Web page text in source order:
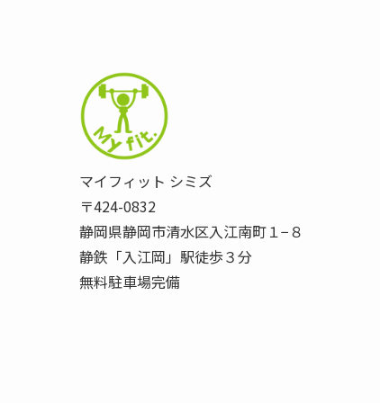
マイフィット シミズ
〒424-0832
静岡県静岡市清水区入江南町１−８
静鉄「入江岡」駅徒歩３分
無料駐車場完備